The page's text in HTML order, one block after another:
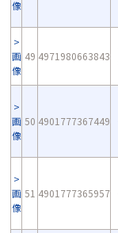
像
画
像
49 4971980663843
画
像
50 4901777367449
画
像
51 4901777365957